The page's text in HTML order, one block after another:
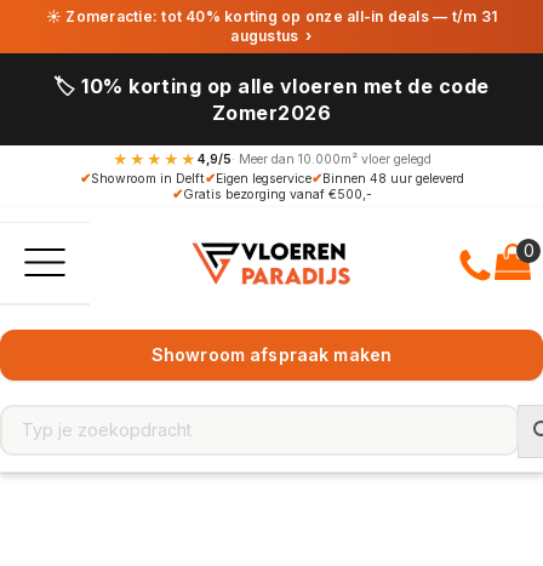
☀ Zomeractie: tot 40% korting op onze all-in deals — t/m 31
augustus ›
🏷️ 10% korting op alle vloeren met de code
Zomer2026
★★★★★ 4,9/5· Meer dan 10.000m² vloer gelegd
✔Showroom in Delft✔Eigen legservice✔Binnen 48 uur geleverd
✔Gratis bezorging vanaf €500,-
Showroom afspraak maken